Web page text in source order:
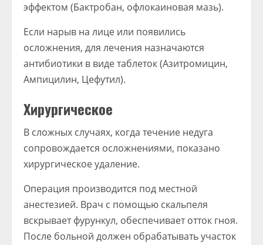
эффектом (Бактробан, офлокаиновая мазь).
Если нарыв на лице или появились
осложнения, для лечения назначаются
антибиотики в виде таблеток (Азитромицин,
Ампицилин, Цефутил).
Хирургическое
В сложных случаях, когда течение недуга
сопровождается осложнениями, показано
хирургическое удаление.
Операция производится под местной
анестезией. Врач с помощью скальпеля
вскрывает фурункул, обеспечивает отток гноя.
После больной должен обрабатывать участок